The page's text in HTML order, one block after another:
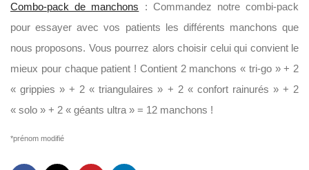
Combo-pack de manchons : Commandez notre combi-pack
pour essayer avec vos patients les différents manchons que
nous proposons. Vous pourrez alors choisir celui qui convient le
mieux pour chaque patient ! Contient 2 manchons « tri-go » + 2
« grippies » + 2 « triangulaires » + 2 « confort rainurés » + 2
« solo » + 2 « géants ultra » = 12 manchons !
*prénom modifié